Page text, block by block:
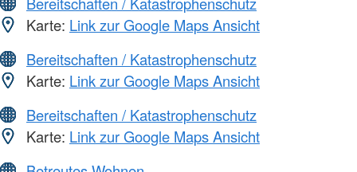
Karte: Link zur Google Maps Ansicht
Bereitschaften / Katastrophenschutz
Karte: Link zur Google Maps Ansicht
Bereitschaften / Katastrophenschutz
Karte: Link zur Google Maps Ansicht